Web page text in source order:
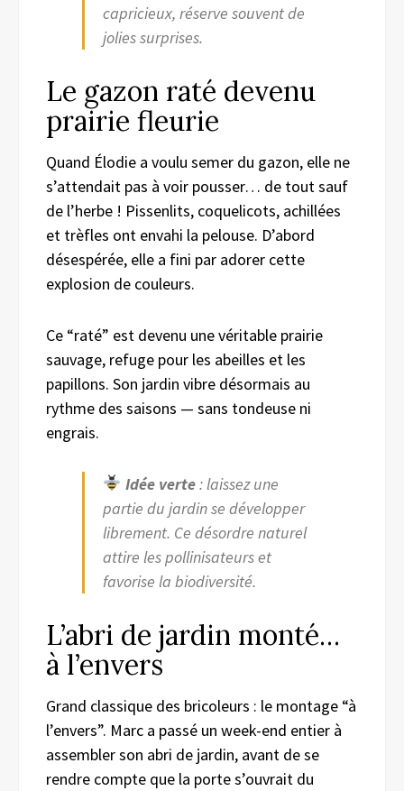
capricieux, réserve souvent de
jolies surprises.
Le gazon raté devenu
prairie fleurie
Quand Élodie a voulu semer du gazon, elle ne
s’attendait pas à voir pousser… de tout sauf
de l’herbe ! Pissenlits, coquelicots, achillées
et trèfles ont envahi la pelouse. D’abord
désespérée, elle a fini par adorer cette
explosion de couleurs.
Ce “raté” est devenu une véritable prairie
sauvage, refuge pour les abeilles et les
papillons. Son jardin vibre désormais au
rythme des saisons — sans tondeuse ni
engrais.
Idée verte: laissez une
partie du jardin se développer
librement. Ce désordre naturel
attire les pollinisateurs et
favorise la biodiversité.
L’abri de jardin monté…
à l’envers
Grand classique des bricoleurs : le montage “à
l’envers”. Marc a passé un week-end entier à
assembler son abri de jardin, avant de se
rendre compte que la porte s’ouvrait du